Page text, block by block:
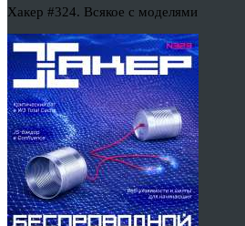
Хакер #324. Всякое с моделями